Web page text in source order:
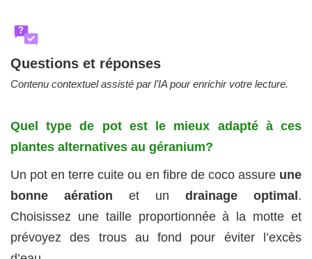
?
Questions et réponses
Contenu contextuel assisté par l’IA pour enrichir votre lecture.
Quel type de pot est le mieux adapté à ces
plantes alternatives au géranium?
Un pot en terre cuite ou en fibre de coco assure une
bonne aération et un drainage optimal .
Choisissez une taille proportionnée à la motte et
prévoyez des trous au fond pour éviter l’excès